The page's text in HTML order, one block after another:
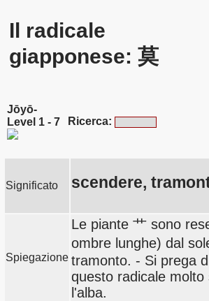
Il radicale
giapponese: 莫
Jōyō-
Level 1 - 7
Ricerca:
Significato scendere,
Spiegazione
Le piante 艹 sono
ombre lunghe) dal
tramonto. - Si prega
questo radicale molto
l'alba.